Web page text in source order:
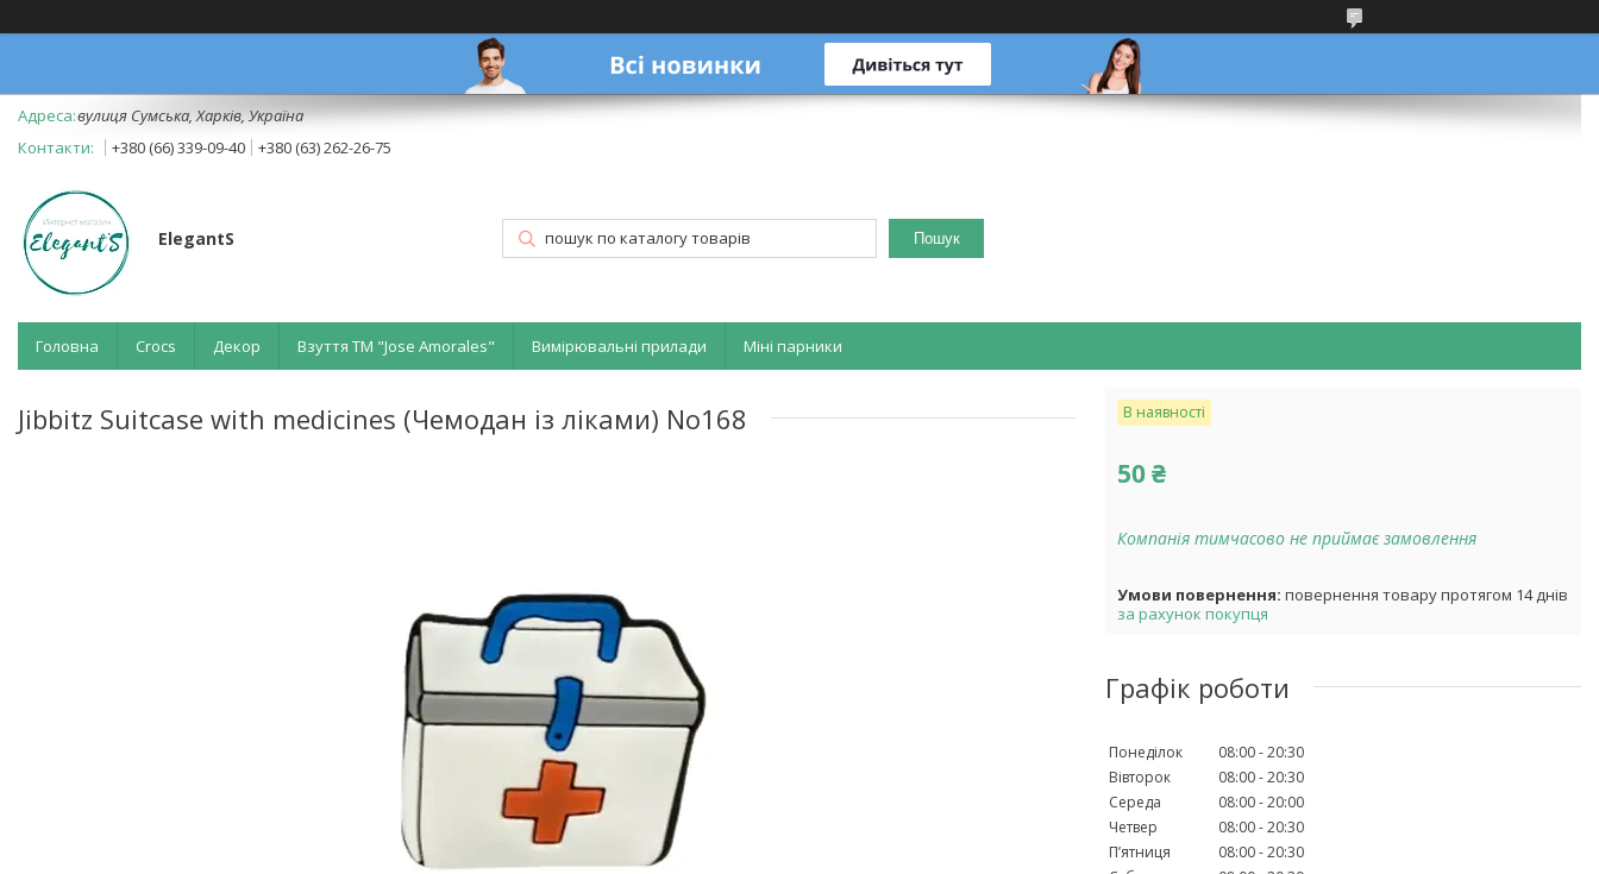
вулиця Сумська, Харків, Україна
+380 (66) 339-09-40
+380 (63) 262-26-75
ElegantS Пошук
Головна Crocs Декор Взуття ТМ "Jose Amorales" Вимірювальні прилади Міні парники
Jibbitz Suitcase with medicines (Чемодан із ліками) No168 В наявності
50 ₴
Компанія тимчасово не приймає замовлення
повернення товару протягом 14 днів
за рахунок покупця
Графік роботи
Понеділок 08:00 20:30
Вівторок
08:00 20:30
Середа
08:00 20:00
Четвер
08:00 20:30
Пʼятниця
08:00 20:30